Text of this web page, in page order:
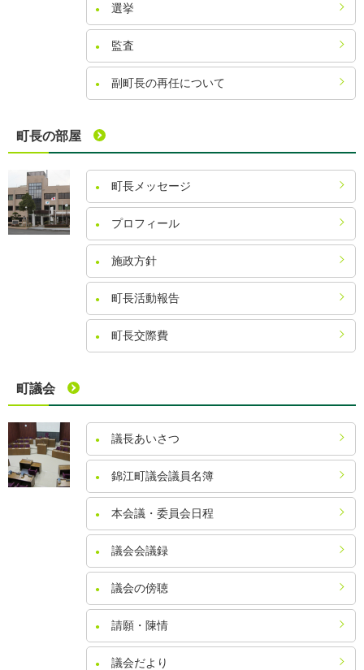
選挙
監査
副町長の再任について
町長の部屋
町長メッセージ
プロフィール
施政方針
町長活動報告
町長交際費
町議会
議長あいさつ
錦江町議会議員名簿
本会議・委員会日程
議会会議録
議会の傍聴
請願・陳情
議会だより